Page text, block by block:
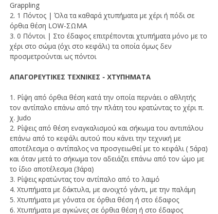
Grappling
2. 1 Πόντος | Όλα τα καθαρά χτυπήματα με χέρι ή πόδι σε
όρθια θέση LΟW-ΣΩΜΑ
3. 0 Πόντοι | Στο έδαφος επιτρέπονται χτυπήματα μόνο με το
χέρι στο σώμα (όχι στο κεφάλι) τα οποία όμως δεν
προσμετρούνται ως πόντοι
ΑΠΑΓΟΡΕΥΤΙΚΕΣ ΤΕΧΝΙΚΕΣ - ΧΤΥΠΗΜΑΤΑ
1. Ρίψη από όρθια θέση κατά την οποία περνάει ο αθλητής
τον αντίπαλο επάνω από την πλάτη του κρατώντας το χέρι π.
χ. Judo
2. Ρίψεις από θέση εναγκαλισμού και σήκωμα του αντιπάλου
επάνω από το κεφάλι αυτού που κάνει την τεχνική με
αποτέλεσμα ο αντίπαλος να προσγειωθεί με το κεφάλι ( 5άρα)
και όταν μετά το σήκωμα τον αδειάζει επάνω από τον ώμο με
το ίδιο αποτέλεσμα (3άρα)
3. Ρίψεις κρατώντας τον αντίπαλο από το λαιμό
4. Χτυπήματα με δάκτυλα, με ανοιχτό γάντι, με την παλάμη
5. Χτυπήματα με γόνατα σε όρθια θέση ή στο έδαφος
6. Χτυπήματα με αγκώνες σε όρθια θέση ή στο έδαφος